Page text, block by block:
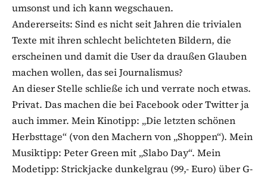
umsonst und ich kann wegschauen.
Andererseits: Sind es nicht seit Jahren die trivialen
Texte mit ihren schlecht belichteten Bildern, die
erscheinen und damit die User da draußen Glauben
machen wollen, das sei Journalismus?
An dieser Stelle schließe ich und verrate noch etwas.
Privat. Das machen die bei Facebook oder Twitter ja
auch immer. Mein Kinotipp: „Die letzten schönen
Herbsttage“ (von den Machern von „Shoppen“). Mein
Musiktipp: Peter Green mit „Slabo Day“. Mein
Modetipp: Strickjacke dunkelgrau (99,- Euro) über G-